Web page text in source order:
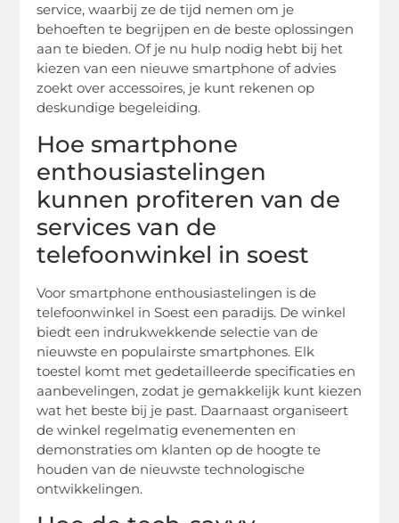
service, waarbij ze de tijd nemen om je
behoeften te begrijpen en de beste oplossingen
aan te bieden. Of je nu hulp nodig hebt bij het
kiezen van een nieuwe smartphone of advies
zoekt over accessoires, je kunt rekenen op
deskundige begeleiding.
Hoe smartphone
enthousiastelingen
kunnen profiteren van de
services van de
telefoonwinkel in soest
Voor smartphone enthousiastelingen is de
telefoonwinkel in Soest een paradijs. De winkel
biedt een indrukwekkende selectie van de
nieuwste en populairste smartphones. Elk
toestel komt met gedetailleerde specificaties en
aanbevelingen, zodat je gemakkelijk kunt kiezen
wat het beste bij je past. Daarnaast organiseert
de winkel regelmatig evenementen en
demonstraties om klanten op de hoogte te
houden van de nieuwste technologische
ontwikkelingen.